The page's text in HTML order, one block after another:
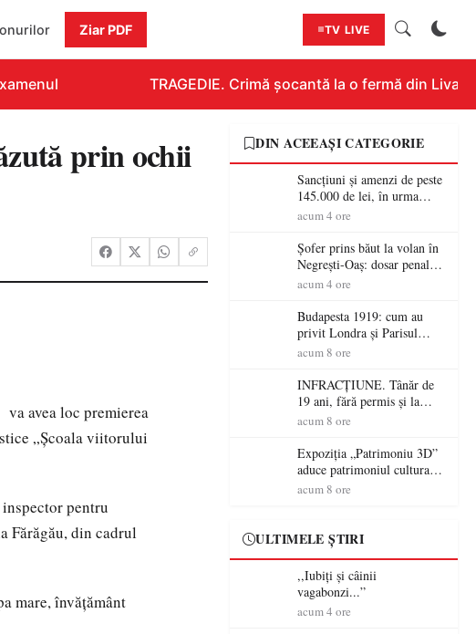
Ziar PDF TV LIVE
TRAGEDIE. Crimă șocantă la o fermă din
prin ochii
avea loc premierea
„Școala viitorului
pentru
Fărăgău, din cadrul
mare, învățământ
DIN ACEEAȘI CATEGORIE
Sancțiuni și amenzi de peste
145.000 de lei, în urma
acțiunilor polițiștilor
acum 4 ore
Șofer prins băut la volan în
Negrești-Oaș: dosar penal
după un control al
acum 4 ore
Budapesta 1919: cum au
privit Londra și Parisul
ocupația românească și de ce
victorii militare ale
României a devenit o
controversă diplomatică
europeană ( partea a II-a)
acum 8 ore
INFRACȚIUNE. Tânăr de
19 ani, fără permis și la
volanul unei autoutilitare
acum 8 ore
Expoziția „Patrimoniu 3D”
aduce patrimoniul cultural
în era digitală la Castelul
acum 8 ore
ULTIMELE ȘTIRI
,,Iubiți și câinii
vagabonzi...”
acum 4 ore